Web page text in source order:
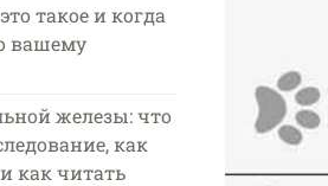
такое и когда
вашему
железы: что
как
как читать